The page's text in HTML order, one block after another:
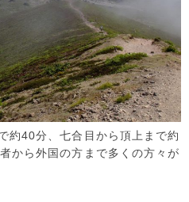
約40分、七合目から頂上まで約
から外国の方まで多くの方々が